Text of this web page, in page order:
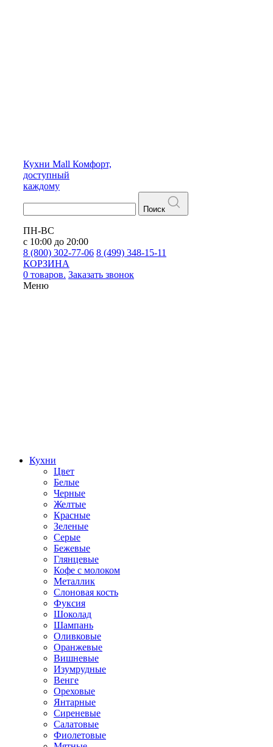
Кухни Mall Комфорт,
доступный
каждому
Поиск
ПН-ВС
с 10:00 до 20:00
8 (800) 302-77-06 8 (499) 348-15-11
КОРЗИНА
0 товаров. Заказать звонок
Меню
Кухни
Цвет
Белые
Черные
Желтые
Красные
Зеленые
Серые
Бежевые
Глянцевые
Кофе с молоком
Металлик
Слоновая кость
Фуксия
Шоколад
Шампань
Оливковые
Оранжевые
Вишневые
Изумрудные
Венге
Ореховые
Янтарные
Сиреневые
Салатовые
Фиолетовые